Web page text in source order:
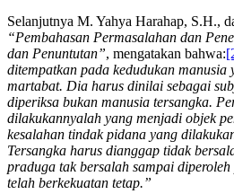
Selanjutnya M. Yahya Harahap, S.H.,
“Pembahasan Permasalahan dan
dan Penuntutan”, mengatakan bahwa:
ditempatkan pada kedudukan
martabat. Dia harus dinilai sebagai
diperiksa bukan manusia tersangka.
dilakukannyalah yang menjadi objek
kesalahan tindak pidana yang
Tersangka harus dianggap tidak
praduga tak bersalah sampai
telah berkekuatan tetap.”